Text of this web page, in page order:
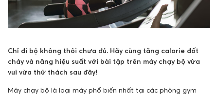
Chỉ đi bộ không thôi chưa đủ. Hãy cùng tăng calorie đốt
cháy và nâng hiệu suất với bài tập trên máy chạy bộ vừa
vui vừa thử thách sau đây!
Máy chạy bộ là loại máy phổ biến nhất tại các phòng gym